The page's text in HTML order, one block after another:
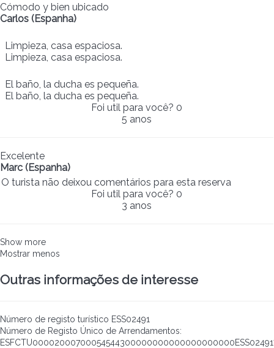
Cómodo y bien ubicado
Carlos (Espanha)
Limpieza, casa espaciosa.
Limpieza, casa espaciosa.
El baño, la ducha es pequeña.
El baño, la ducha es pequeña.
Foi util para você? 0
5 anos
Excelente
Marc (Espanha)
O turista não deixou comentários para esta reserva
Foi util para você? 0
3 anos
Show more
Mostrar menos
Outras informações de interesse
Número de registo turístico ESS02491
Número de Registo Único de Arrendamentos: